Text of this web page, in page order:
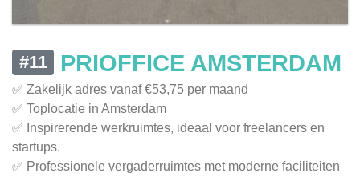
#11 PRIOFFICE AMSTERDAM
✅ Zakelijk adres vanaf €53,75 per maand
✅ Toplocatie in Amsterdam
✅ Inspirerende werkruimtes, ideaal voor freelancers en
startups.
✅ Professionele vergaderruimtes met moderne faciliteiten